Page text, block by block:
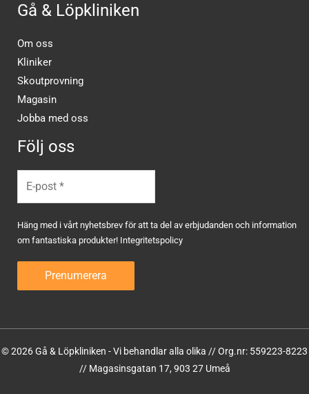
Gå & Löpkliniken
Om oss
Kliniker
Skoutprovning
Magasin
Jobba med oss
Följ oss
Häng med i vårt nyhetsbrev för att ta del av erbjudanden och information
om fantastiska produkter! Integritetspolicy
© 2026 Gå & Löpkliniken - Vi behandlar alla olika // Org.nr: 559223-8223
// Magasinsgatan 17, 903 27 Umeå